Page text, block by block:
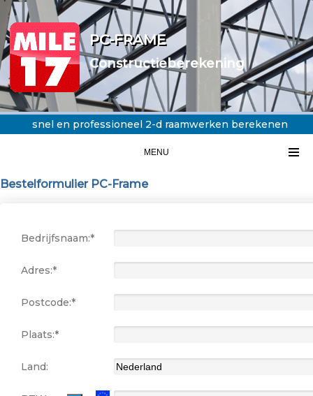
PC-FRAME
Constructieberekening
snel en professioneel 2-d raamwerken berekenen
MENU
Bestelformulier PC-Frame
Bedrijfsnaam:*
Adres:*
Postcode:*
Plaats:*
Land: